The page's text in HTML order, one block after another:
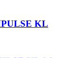
KL